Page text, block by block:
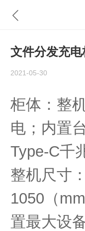
文件分发充电
2021-05-30
柜体：整
电；内置
Type-C千
整机尺寸
1050（
置最大设